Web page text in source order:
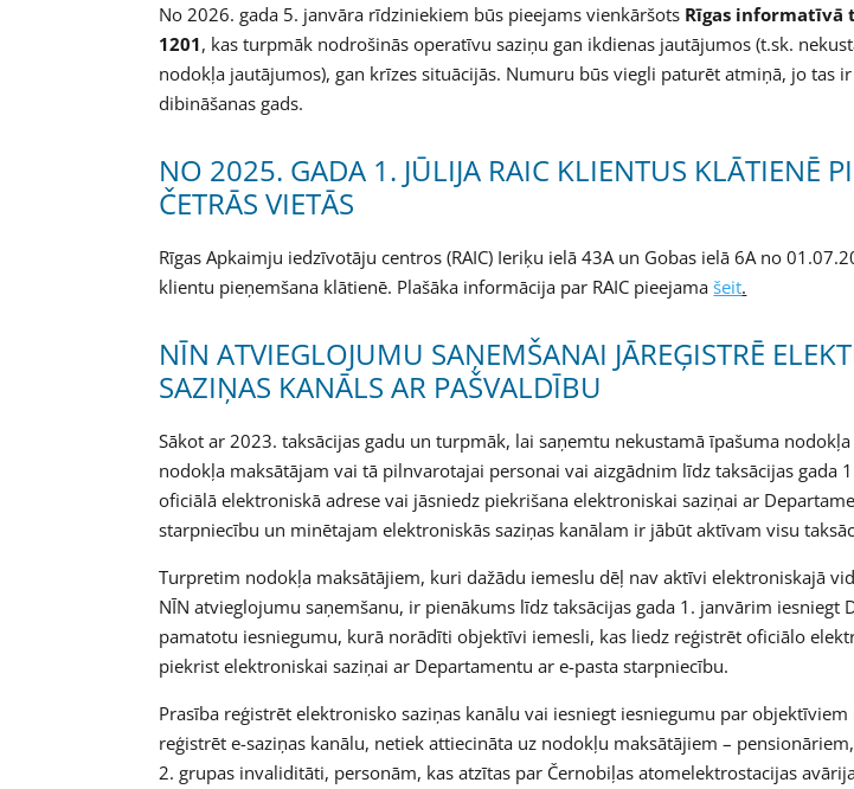
No 2026. gada 5. janvāra rīdziniekiem būs pieejams vienkāršots Rīgas informatīvā
1201, kas turpmāk nodrošinās operatīvu saziņu gan ikdienas jautājumos (t.sk.
nodokļa jautājumos), gan krīzes situācijās. Numuru būs viegli paturēt atmiņā, jo tas ir
dibināšanas gads.
NO 2025. GADA 1. JŪLIJA RAIC KLIENTUS KLĀTIENĒ
ČETRĀS VIETĀS
Rīgas Apkaimju iedzīvotāju centros (RAIC) Ieriķu ielā 43A un Gobas ielā 6A no
klientu pieņemšana klātienē. Plašāka informācija par RAIC pieejamašeit.
NĪN ATVIEGLOJUMU SAŅEMŠANAI JĀREĢISTRĒ
SAZIŅAS KANĀLS AR PAŠVALDĪBU
Sākot ar 2023. taksācijas gadu un turpmāk, lai saņemtu nekustamā īpašuma
nodokļa maksātājam vai tā pilnvarotajai personai vai aizgādnim līdz taksācijas gada
oficiālā elektroniskā adrese vai jāsniedz piekrišana elektroniskai saziņai ar
starpniecību un minētajam elektroniskās saziņas kanālam ir jābūt aktīvam visu
Turpretim nodokļa maksātājiem, kuri dažādu iemeslu dēļ nav aktīvi elektroniskajā
NĪN atvieglojumu saņemšanu, ir pienākums līdz taksācijas gada 1. janvārim iesniegt
pamatotu iesniegumu, kurā norādīti objektīvi iemesli, kas liedz reģistrēt oficiālo
piekrist elektroniskai saziņai ar Departamentu ar e-pasta starpniecību.
Prasība reģistrēt elektronisko saziņas kanālu vai iesniegt iesniegumu par
reģistrēt e-saziņas kanālu, netiek attiecināta uz nodokļu maksātājiem –
2. grupas invaliditāti, personām, kas atzītas par Černobiļas atomelektrostacijas